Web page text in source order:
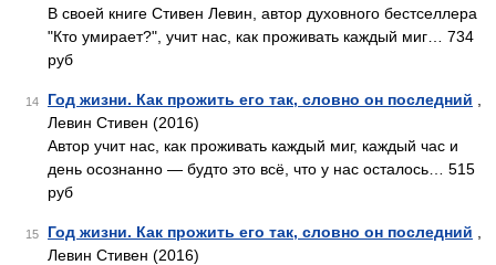
В своей книге Стивен Левин, автор духовного бестселлера
"Кто умирает?", учит нас, как проживать каждый миг… 734
руб
14 Год жизни. Как прожить его так, словно он последний
Левин Стивен (2016)
Автор учит нас, как проживать каждый миг, каждый час и
день осознанно — будто это всё, что у нас осталось… 515
руб
15 Год жизни. Как прожить его так, словно он последний
Левин Стивен (2016)